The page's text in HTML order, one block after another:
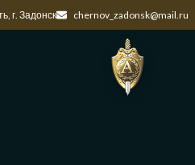
г. Задонск chernov_zadonsk@mail.ru